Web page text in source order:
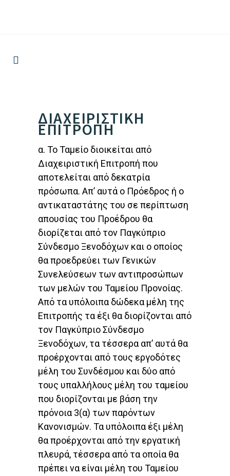
ΔΙΑΧΕΙΡΙΣΤΙΚΗ
ΕΠΙΤΡΟΠΗ
α. Το Ταμείο διοικείται από
Διαχειριστική Επιτροπή που
αποτελείται από δεκατρία
πρόσωπα. Απ’ αυτά ο Πρόεδρος ή ο
αντικαταστάτης του σε περίπτωση
απουσίας του Προέδρου θα
διορίζεται από τον Παγκύπριο
Σύνδεσμο Ξενοδόχων και ο οποίος
θα προεδρεύει των Γενικών
Συνελεύσεων των αντιπροσώπων
των μελών του Ταμείου Προνοίας.
Από τα υπόλοιπα δώδεκα μέλη της
Επιτροπής τα έξι θα διορίζονται από
τον Παγκύπριο Σύνδεσμο
Ξενοδόχων, τα τέσσερα απ’ αυτά θα
προέρχονται από τους εργοδότες
μέλη του Συνδέσμου και δύο από
τους υπαλλήλους μέλη του ταμείου
που διορίζονται με βάση την
πρόνοια 3(α) των παρόντων
Κανονισμών. Τα υπόλοιπα έξι μέλη
θα προέρχονται από την εργατική
πλευρά, τέσσερα από τα οποία θα
πρέπει να είναι μέλη του Ταμείου